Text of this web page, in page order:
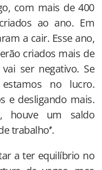
com mais de 400
ao ano. Em
a cair. Esse ano,
criados mais de
ser negativo. Se
no lucro.
e desligando mais.
houve um saldo
trabalho’’.
a ter equilíbrio no